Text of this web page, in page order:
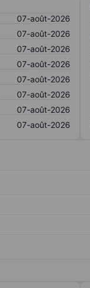
07-août-2026
07-août-2026
07-août-2026
07-août-2026
07-août-2026
07-août-2026
07-août-2026
07-août-2026